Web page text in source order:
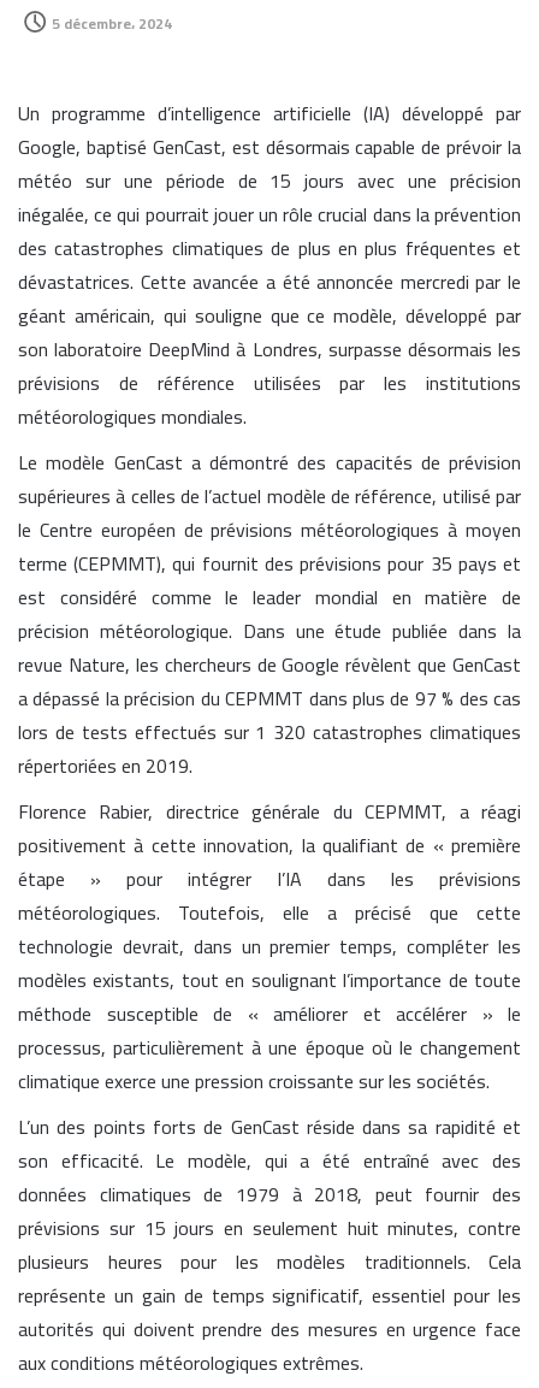
5 décembre، 2024
Un programme d’intelligence artificielle (IA) développé par
Google, baptisé GenCast, est désormais capable de prévoir la
météo sur une période de 15 jours avec une précision
inégalée, ce qui pourrait jouer un rôle crucial dans la prévention
des catastrophes climatiques de plus en plus fréquentes et
dévastatrices. Cette avancée a été annoncée mercredi par le
géant américain, qui souligne que ce modèle, développé par
son laboratoire DeepMind à Londres, surpasse désormais les
prévisions de référence utilisées par les institutions
météorologiques mondiales.
Le modèle GenCast a démontré des capacités de prévision
supérieures à celles de l’actuel modèle de référence, utilisé par
le Centre européen de prévisions météorologiques à moyen
terme (CEPMMT), qui fournit des prévisions pour 35 pays et
est considéré comme le leader mondial en matière de
précision météorologique. Dans une étude publiée dans la
revue Nature, les chercheurs de Google révèlent que GenCast
a dépassé la précision du CEPMMT dans plus de 97 % des cas
lors de tests effectués sur 1 320 catastrophes climatiques
répertoriées en 2019.
Florence Rabier, directrice générale du CEPMMT, a réagi
positivement à cette innovation, la qualifiant de « première
étape » pour intégrer l’IA dans les prévisions
météorologiques. Toutefois, elle a précisé que cette
technologie devrait, dans un premier temps, compléter les
modèles existants, tout en soulignant l’importance de toute
méthode susceptible de « améliorer et accélérer » le
processus, particulièrement à une époque où le changement
climatique exerce une pression croissante sur les sociétés.
L’un des points forts de GenCast réside dans sa rapidité et
son efficacité. Le modèle, qui a été entraîné avec des
données climatiques de 1979 à 2018, peut fournir des
prévisions sur 15 jours en seulement huit minutes, contre
plusieurs heures pour les modèles traditionnels. Cela
représente un gain de temps significatif, essentiel pour les
autorités qui doivent prendre des mesures en urgence face
aux conditions météorologiques extrêmes.